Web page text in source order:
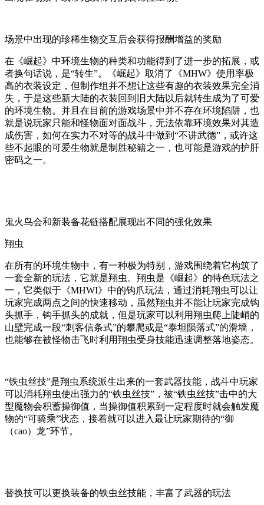
场景中出现的珍稀生物交互后会获得报酬增益的奖励
在《崛起》中环境生物的种类和功能得到了进一步的拓展，或
者换句话说，是“转生”。《崛起》取消了《MHW》使用率极
高的衣装设定，但制作组并不想让这些有趣的衣装效果完全消
失，于是这些新大陆的衣装回到旧大陆以后就转生成为了可爱
的环境生物。并且在目前的游戏场景中并不存在环境陷阱，也
就是说玩家只能和怪物面对面战斗，无法依靠环境效果对其造
成伤害，如何在实力不对等的战斗中做到“不讲武德”，或许这
些不起眼的可爱生物就是制胜秘籍之一，也可能是游戏的护肝
密码之一。
鬼火鸟会和新装备花链搭配展现出不同的强化效果
翔虫
在所有的环境生物中，有一种极为特别，游戏围绕着它构筑了
一套全新的玩法，它就是翔虫。翔虫是《崛起》的特色玩法之
一，它类似于《MHWI》中的钩爪玩法，通过消耗翔虫可以让
玩家完成两点之间的快速移动，虽然翔虫并不能让玩家完成钩
头抓手，钩手抓头的成就，但是玩家可以利用翔虫爬上陡峭的
山壁完成一段“刺客信条式”的攀爬或是“泰坦陨落式”的滑墙，
也能够在被怪物击飞时利用翔虫受身技能迅速调整落地姿态。
“铁虫丝技”是翔虫系统派生出来的一套武器技能，战斗中玩家
可以消耗翔虫使出强力的“铁虫丝技”，被“铁虫丝技”击中的大
型魔物会积蓄操御值，当操御值积累到一定程度时就会触发魔
物的“可骑乘”状态，接着就可以进入最让玩家期待的“御
（cao）龙”环节。
替换技可以更换装备的铁虫丝技能，丰富了武器的玩法